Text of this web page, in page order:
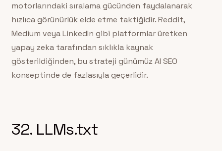
motorlarındaki sıralama gücünden faydalanarak
hızlıca görünürlük elde etme taktiğidir. Reddit,
Medium veya LinkedIn gibi platformlar üretken
yapay zeka tarafından sıklıkla kaynak
gösterildiğinden, bu strateji günümüz AI SEO
konseptinde de fazlasıyla geçerlidir.
32. LLMs.txt